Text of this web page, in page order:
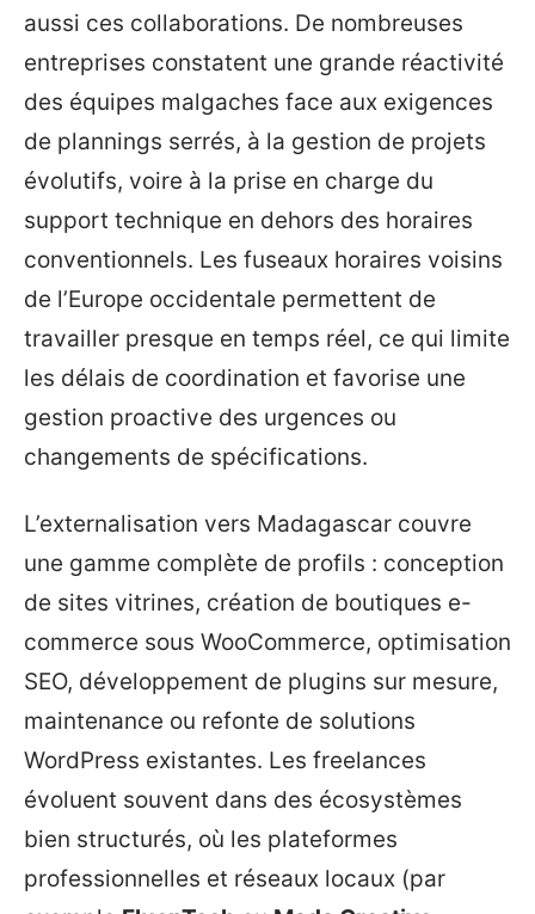
aussi ces collaborations. De nombreuses
entreprises constatent une grande réactivité
des équipes malgaches face aux exigences
de plannings serrés, à la gestion de projets
évolutifs, voire à la prise en charge du
support technique en dehors des horaires
conventionnels. Les fuseaux horaires voisins
de l’Europe occidentale permettent de
travailler presque en temps réel, ce qui limite
les délais de coordination et favorise une
gestion proactive des urgences ou
changements de spécifications.
L’externalisation vers Madagascar couvre
une gamme complète de profils : conception
de sites vitrines, création de boutiques e-
commerce sous WooCommerce, optimisation
SEO, développement de plugins sur mesure,
maintenance ou refonte de solutions
WordPress existantes. Les freelances
évoluent souvent dans des écosystèmes
bien structurés, où les plateformes
professionnelles et réseaux locaux (par